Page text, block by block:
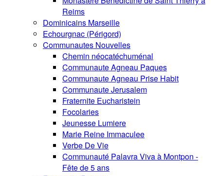
Reims
Dominicains Marseille
Echourgnac (Périgord)
Communautes Nouvelles
Chemin néocatéchuménal
Communaute Agneau Paques
Communaute Agneau Prise Habit
Communaute Jerusalem
Fraternite Eucharistein
Focolaries
Jeunesse Lumiere
Marie Reine Immaculee
Verbe De Vie
Communauté Palavra Viva à Montpon -
Fête de 5 ans